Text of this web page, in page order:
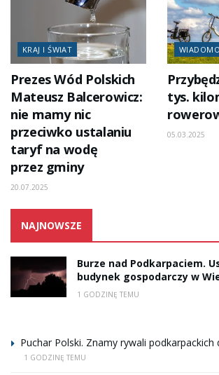
KRAJ I ŚWIAT
Prezes Wód Polskich
Mateusz Balcerowicz:
nie mamy nic
przeciwko ustalaniu
taryf na wodę
przez gminy
20.07.2025
tys.
05.03.2025
NAJNOWSZE
Burze nad Podkarpaciem.
budynek gospodarczy w
1 GODZINĘ TEMU
Puchar Polski. Znamy rywali podkarpackich
1 GODZINĘ TEMU